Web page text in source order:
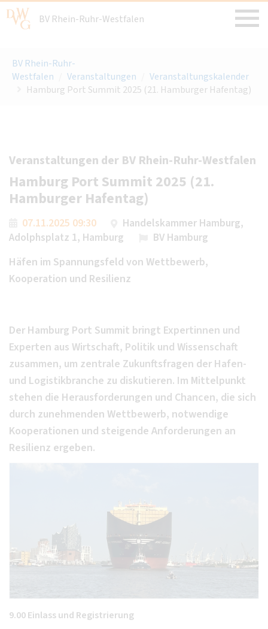
BV Rhein-Ruhr-Westfalen
BV Rhein-Ruhr-
Westfalen
Veranstaltungen
Veranstaltungskalender
Hamburg Port Summit 2025 (21. Hamburger Hafentag)
Veranstaltungen der BV Rhein-Ruhr-Westfalen
Hamburg Port Summit 2025 (21.
Hamburger Hafentag)
07.11.2025 09:30
Handelskammer Hamburg,
Adolphsplatz 1, Hamburg
BV Hamburg
Häfen im Spannungsfeld von Wettbewerb,
Kooperation und Resilienz
Der Hamburg Port Summit bringt Expertinnen und
Experten aus Wirtschaft, Politik und Wissenschaft
zusammen, um zentrale Zukunftsfragen der Hafen-
und Logistikbranche zu diskutieren. Im Mittelpunkt
stehen die Herausforderungen und Chancen, die sich
durch zunehmenden Wettbewerb, notwendige
Kooperationen und steigende Anforderungen an
Resilienz ergeben.
9.00 Einlass und Registrierung